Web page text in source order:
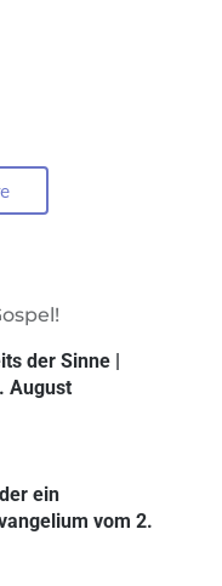
der Sinne |
August
ein
vom 2.